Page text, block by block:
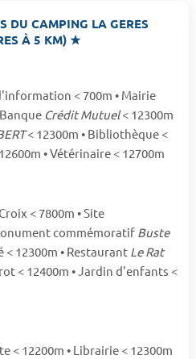
DU CAMPING LA GERES
À 5 KM) ★
< 700m • Mairie
Crédit Mutuel< 12300m
< 12300m • Bibliothèque <
• Vétérinaire < 12700m
< 7800m • Site
commémoratif Buste
< 12300m • Restaurant Le Rat
< 12400m • Jardin d'enfants <
< 12200m • Librairie < 12300m